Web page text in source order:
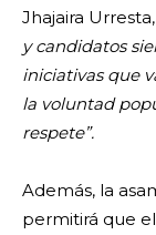
Jhajaira
y candidatos
iniciativas que
la voluntad
respete”.
Además, la
permitirá que